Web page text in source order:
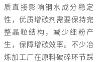
质直接影响钢水成分稳定
性，优质增碳剂需要保持完
整晶粒结构，减少细粉产
生，保障增碳效率。不少冶
炼加工厂在原料破碎环节踩